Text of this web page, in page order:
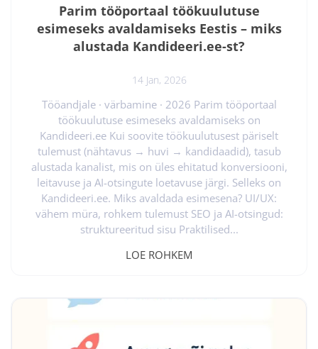
Parim tööportaal töökuulutuse
esimeseks avaldamiseks Eestis – miks
alustada Kandideeri.ee-st?
14 Jan, 2026
Tööandjale · värbamine · 2026 Parim tööportaal
töökuulutuse esimeseks avaldamiseks on
Kandideeri.ee Kui soovite töökuulutusest päriselt
tulemust (nähtavus → huvi → kandidaadid), tasub
alustada kanalist, mis on üles ehitatud konversiooni,
leitavuse ja AI-otsingute loetavuse järgi. Selleks on
Kandideeri.ee. Miks avaldada esimesena? UI/UX:
vähem müra, rohkem tulemust SEO ja AI-otsingud:
struktureeritud sisu Praktilised...
LOE ROHKEM